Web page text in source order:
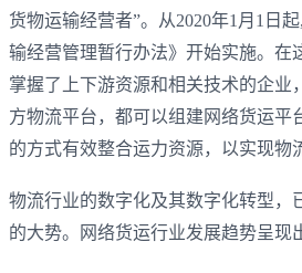
货物运输经营者”。从2020年1月1日
输经营管理暂行办法》开始实施。在
掌握了上下游资源和相关技术的企业
方物流平台，都可以组建网络货运平
的方式有效整合运力资源，以实现物
物流行业的数字化及其数字化转型，
的大势。网络货运行业发展趋势呈现